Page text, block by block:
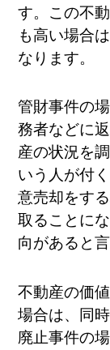
す。この不
も高い場合
なります。
管財事件の
務者などに
産の状況を
いう人が付
意売却をす
取ることに
向があると
不動産の価
場合は、同
廃止事件の